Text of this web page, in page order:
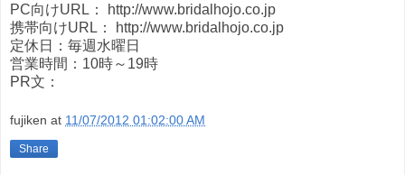
PC向けURL： http://www.bridalhojo.co.jp
携帯向けURL： http://www.bridalhojo.co.jp
定休日：毎週水曜日
営業時間：10時～19時
PR文：
fujiken at 11/07/2012 01:02:00 AM
Share